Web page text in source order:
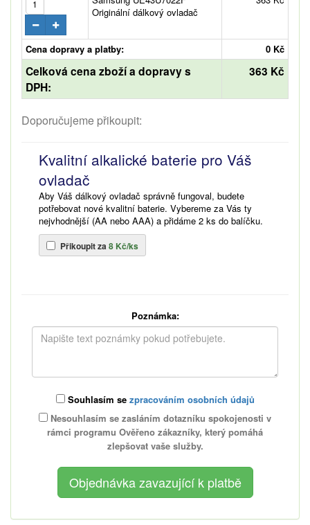
Originální dálkový ovladač
Cena dopravy a platby: 0 Kč
Celková cena zboží a dopravy s
DPH:
363 Kč
Doporučujeme přikoupit:
Kvalitní alkalické baterie pro Váš
ovladač
Aby Váš dálkový ovladač správně fungoval, budete
potřebovat nové kvalitní baterie. Vybereme za Vás ty
nejvhodnější (AA nebo AAA) a přidáme 2 ks do balíčku.
Přikoupit za 8 Kč/ks
Poznámka:
Souhlasím se zpracováním osobních údajů
Nesouhlasím se zasláním dotazníku spokojenosti v
rámci programu Ověřeno zákazníky, který pomáhá
zlepšovat vaše služby.